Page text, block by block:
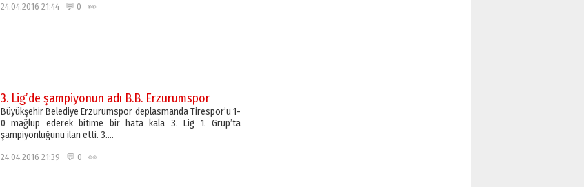
24.04.2016 21:44 💬 0 👀
3. Lig’de şampiyonun adı B.B. Erzurumspor
Büyükşehir Belediye Erzurumspor deplasmanda Tirespor’u 1-
0 mağlup ederek bitime bir hata kala 3. Lig 1. Grup’ta
şampiyonluğunu ilan etti. 3….
24.04.2016 21:39 💬 0 👀